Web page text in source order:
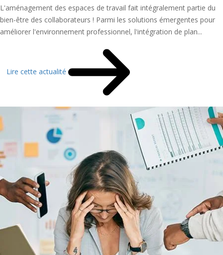
L'aménagement des espaces de travail fait intégralement partie du
bien-être des collaborateurs ! Parmi les solutions émergentes pour
améliorer l'environnement professionnel, l'intégration de plan...
Lire cette actualité